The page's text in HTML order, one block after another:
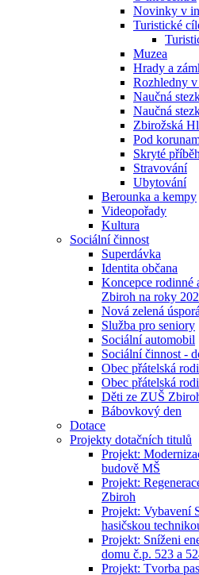
Novinky v
Turistické
Muzea
Hrady a
Rozhledny
Naučná
Naučná
Zbirožská
Pod
Skryté
Stravování
Ubytování
Berounka a kempy
Videopořady
Kultura
Sociální činnost
Superdávka
Identita občana
Koncepce rodinné
Zbiroh na roky
Nová zelená
Služba pro seniory
Sociální automobil
Sociální činnost -
Obec přátelská
Obec přátelská
Děti ze ZUŠ
Bábovkový den
Dotace
Projekty dotačních titulů
Projekt:
budově MŠ
Projekt:
Zbiroh
Projekt: Vybavení
hasičskou
Projekt: Sníženi
domu č.p. 523 a
Projekt: Tvorba